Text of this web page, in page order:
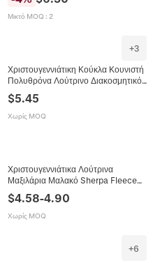
Φιγούρες Πλεκτό Ύφασμα Μέταλλο
Μικτό MOQ : 2
+3
Χριστουγεννιάτικη Κούκλα Κουνιστή
Πολυθρόνα Λούτρινο Διακοσμητικό
Άγιος Βασίλης Χιονάνθρωπος
Τάρανδος Ύφασμα
$5.45
Χωρίς MOQ
Χριστουγεννιάτικα Λούτρινα
Μαξιλάρια Μαλακό Sherpa Fleece
Άγιος Βασίλης Τάρανδος Δέντρο
Διακόσμηση Σπιτιού Δώρο Παιδικό
$4.58-4.90
Χωρίς MOQ
+6